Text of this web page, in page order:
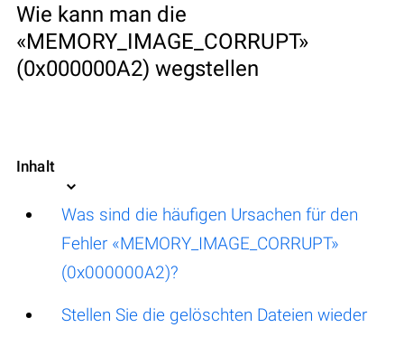
Wie kann man die
«MEMORY_IMAGE_CORRUPT»
(0x000000A2) wegstellen
Inhalt
Was sind die häufigen Ursachen für den
Fehler «MEMORY_IMAGE_CORRUPT»
(0x000000A2)?
Stellen Sie die gelöschten Dateien wieder